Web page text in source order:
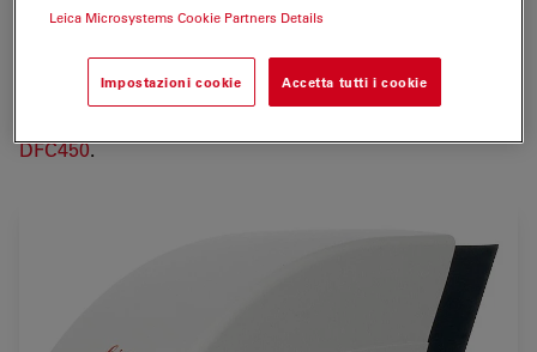
raffreddamento con cella di Peltier integrato
Attenzione:questo prodotto è fuori produzione ed è
DFC450.
Leica Microsystems Cookie Partners Details
Impostazioni cookie Accetta tutti i cookie